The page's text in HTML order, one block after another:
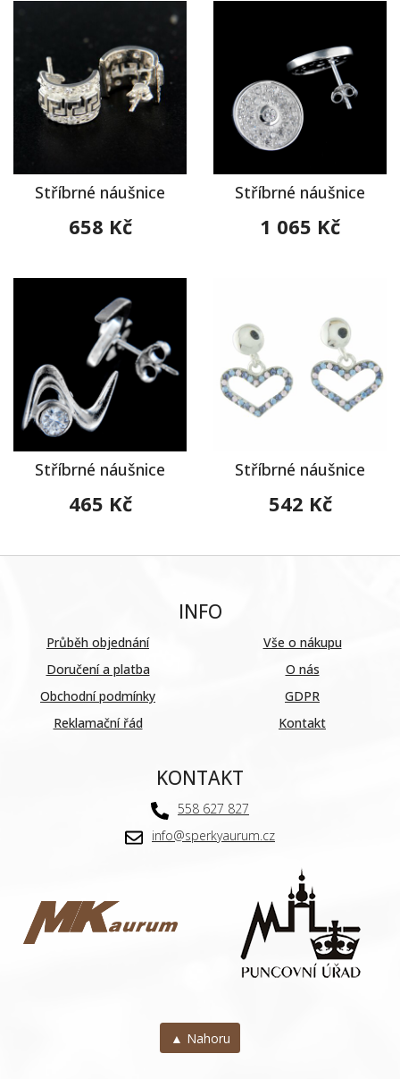
Stříbrné náušnice
658 Kč
Stříbrné náušnice
1 065 Kč
Stříbrné náušnice
465 Kč
Stříbrné náušnice
542 Kč
INFO
Průběh objednání
Doručení a platba
Obchodní podmínky
Reklamační řád
Vše o nákupu
O nás
GDPR
Kontakt
KONTAKT
558 627 827
info@sperkyaurum.cz
▲ Nahoru